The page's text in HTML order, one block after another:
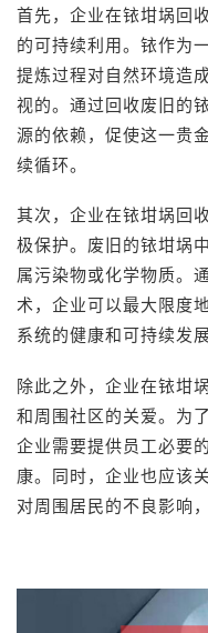
首先，企业在铱坩埚回
的可持续利用。铱作为
提炼过程对自然环境造
视的。通过回收废旧的
源的依赖，促使这一贵
续循环。
其次，企业在铱坩埚回
极保护。废旧的铱坩埚
属污染物或化学物质。
术，企业可以最大限度
系统的健康和可持续发
除此之外，企业在铱坩
和周围社区的关爱。为
企业需要提供员工必要
康。同时，企业也应该
对周围居民的不良影响